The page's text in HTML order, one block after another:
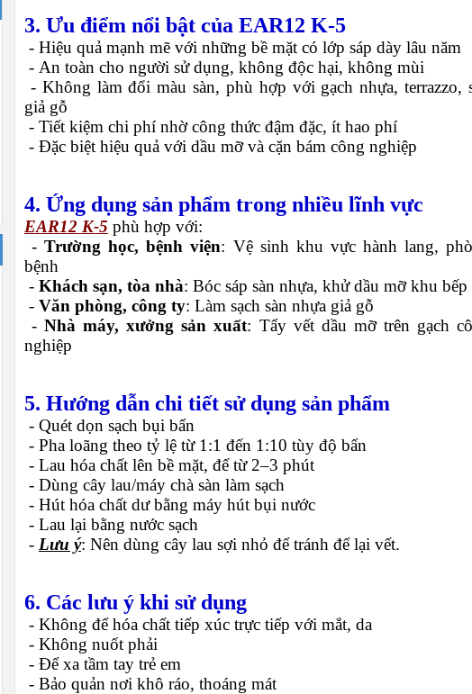
3. Ưu điểm nổi bật của EAR12 K-5
- Hiệu quả mạnh mẽ với những bề mặt có lớp sáp dày lâu năm
- An toàn cho người sử dụng, không độc hại, không mùi
- Không làm đổi màu sàn, phù hợp với gạch nhựa, terrazzo,
giả gỗ
- Tiết kiệm chi phí nhờ công thức đậm đặc, ít hao phí
- Đặc biệt hiệu quả với dầu mỡ và cặn bám công nghiệp
4. Ứng dụng sản phẩm trong nhiều lĩnh vực
EAR12 K-5 phù hợp với:
-Trường học, bệnh viện: Vệ sinh khu vực hành lang,
bệnh
- Khách sạn, tòa nhà: Bóc sáp sàn nhựa, khử dầu mỡ khu bếp
- Văn phòng, công ty: Làm sạch sàn nhựa giả gỗ
-Nhà máy, xưởng sản xuất: Tẩy vết dầu mỡ trên gạch
nghiệp
5. Hướng dẫn chi tiết sử dụng sản phẩm
- Quét dọn sạch bụi bẩn
- Pha loãng theo tỷ lệ từ 1:1 đến 1:10 tùy độ bẩn
- Lau hóa chất lên bề mặt, để từ 2–3 phút
- Dùng cây lau/máy chà sàn làm sạch
- Hút hóa chất dư bằng máy hút bụi nước
- Lau lại bằng nước sạch
- Lưu ý: Nên dùng cây lau sợi nhỏ để tránh để lại vết.
6. Các lưu ý khi sử dụng
- Không để hóa chất tiếp xúc trực tiếp với mắt, da
- Không nuốt phải
- Để xa tầm tay trẻ em
- Bảo quản nơi khô ráo, thoáng mát